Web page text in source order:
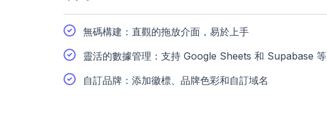
無碼構建：直觀的拖放介面，易於上手
靈活的數據管理：支持 Google Sheets 和 Supabase 等
自訂品牌：添加徽標、品牌色彩和自訂域名